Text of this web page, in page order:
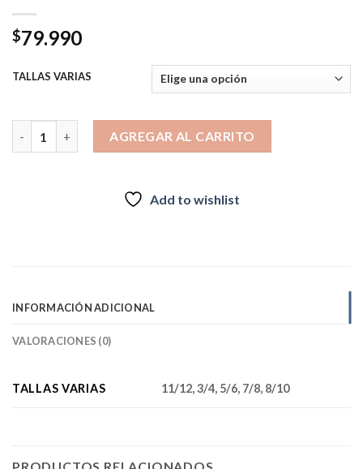
$79.990
TALLAS VARIAS
AGREGAR AL CARRITO
Add to wishlist
INFORMACIÓN ADICIONAL
VALORACIONES (0)
TALLAS VARIAS 11/12, 3/4, 5/6, 7/8, 8/10